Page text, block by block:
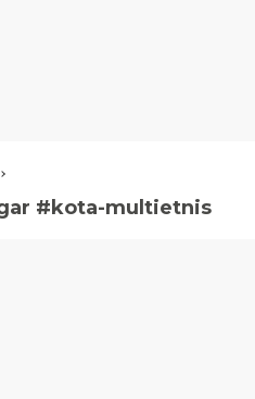
#kota-multietnis